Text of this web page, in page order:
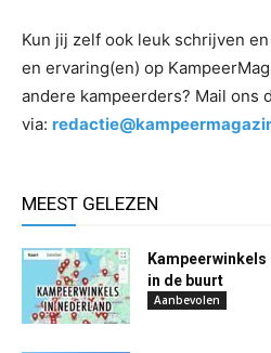
Kun jij zelf ook leuk schrijven
en ervaring(en) op
andere kampeerders? Mail ons
via:
MEEST GELEZEN
Kampeerwinkels
in de buurt
Aanbevolen